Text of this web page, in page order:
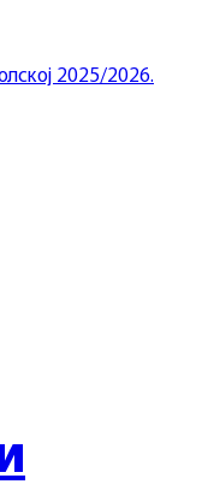
2025/2026.